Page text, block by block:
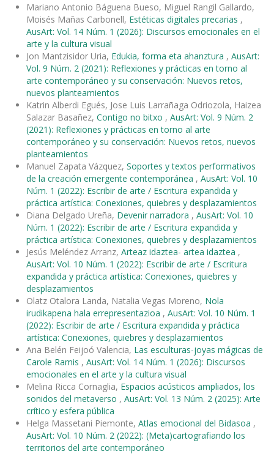
Mariano Antonio Báguena Bueso, Miguel Rangil Gallardo,
Moisés Mañas Carbonell, Estéticas digitales precarias ,
AusArt: Vol. 14 Núm. 1 (2026): Discursos emocionales en el
arte y la cultura visual
Jon Mantzisidor Uria, Edukia, forma eta ahanztura , AusArt:
Vol. 9 Núm. 2 (2021): Reflexiones y prácticas en torno al
arte contemporáneo y su conservación: Nuevos retos,
nuevos planteamientos
Katrin Alberdi Egués, Jose Luis Larrañaga Odriozola, Haizea
Salazar Basañez, Contigo no bitxo , AusArt: Vol. 9 Núm. 2
(2021): Reflexiones y prácticas en torno al arte
contemporáneo y su conservación: Nuevos retos, nuevos
planteamientos
Manuel Zapata Vázquez, Soportes y textos performativos
de la creación emergente contemporánea , AusArt: Vol. 10
Núm. 1 (2022): Escribir de arte / Escritura expandida y
práctica artística: Conexiones, quiebres y desplazamientos
Diana Delgado Ureña, Devenir narradora , AusArt: Vol. 10
Núm. 1 (2022): Escribir de arte / Escritura expandida y
práctica artística: Conexiones, quiebres y desplazamientos
Jesús Meléndez Arranz, Arteaz idaztea- artea idaztea ,
AusArt: Vol. 10 Núm. 1 (2022): Escribir de arte / Escritura
expandida y práctica artística: Conexiones, quiebres y
desplazamientos
Olatz Otalora Landa, Natalia Vegas Moreno, Nola
irudikapena hala errepresentazioa , AusArt: Vol. 10 Núm. 1
(2022): Escribir de arte / Escritura expandida y práctica
artística: Conexiones, quiebres y desplazamientos
Ana Belén Feijoó Valencia, Las esculturas-joyas mágicas de
Carole Ramis , AusArt: Vol. 14 Núm. 1 (2026): Discursos
emocionales en el arte y la cultura visual
Melina Ricca Cornaglia, Espacios acústicos ampliados, los
sonidos del metaverso , AusArt: Vol. 13 Núm. 2 (2025): Arte
crítico y esfera pública
Helga Massetani Piemonte, Atlas emocional del Bidasoa ,
AusArt: Vol. 10 Núm. 2 (2022): (Meta)cartografiando los
territorios del arte contemporáneo